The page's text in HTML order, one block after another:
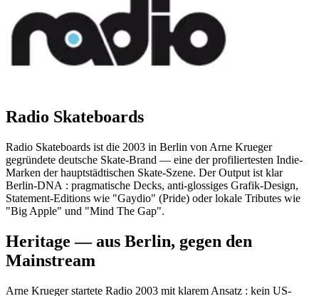
Radio Skateboards
Radio Skateboards ist die 2003 in Berlin von Arne Krueger
gegründete deutsche Skate-Brand — eine der profiliertesten Indie-
Marken der hauptstädtischen Skate-Szene. Der Output ist klar
Berlin-DNA : pragmatische Decks, anti-glossiges Grafik-Design,
Statement-Editions wie "Gaydio" (Pride) oder lokale Tributes wie
"Big Apple" und "Mind The Gap".
Heritage — aus Berlin, gegen den
Mainstream
Arne Krueger startete Radio 2003 mit klarem Ansatz : kein US-